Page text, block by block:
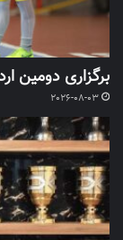
برگزاری دومین
2026-08-03